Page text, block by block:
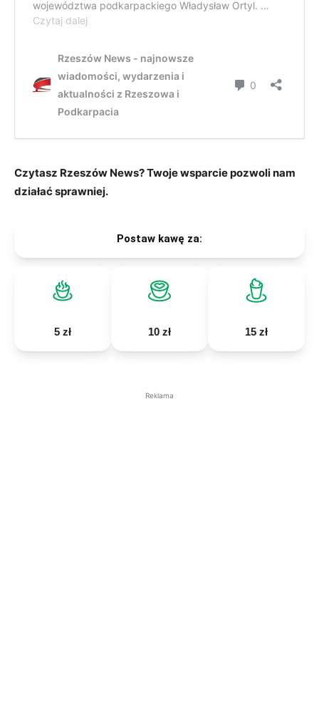
Czytasz Rzeszów News? Twoje wsparcie pozwoli nam
działać sprawniej.
Postaw kawę za:
5 zł 10 zł 15 zł
Reklama